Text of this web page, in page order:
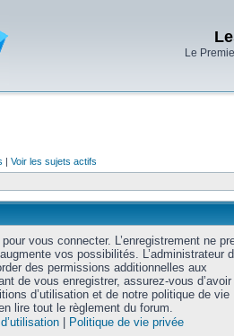
Le
| Voir les sujets actifs
vous connecter. L’enregistrement ne
vos possibilités. L’administrateur
des permissions additionnelles aux
de vous enregistrer, assurez-vous
d’utilisation et de notre politique de vie
lire tout le règlement du forum.
Politique de vie privée